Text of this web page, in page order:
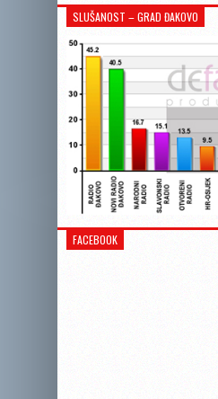
SLUŠANOST – GRAD ĐAKOVO
FACEBOOK